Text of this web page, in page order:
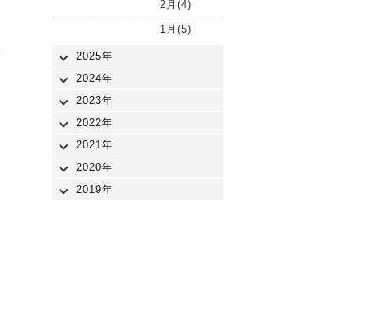
2月(4)
1月(5)
2025年
2024年
2023年
2022年
2021年
2020年
2019年